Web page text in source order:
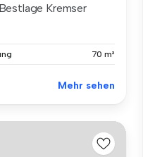
Kremser
70 m²
Mehr sehen